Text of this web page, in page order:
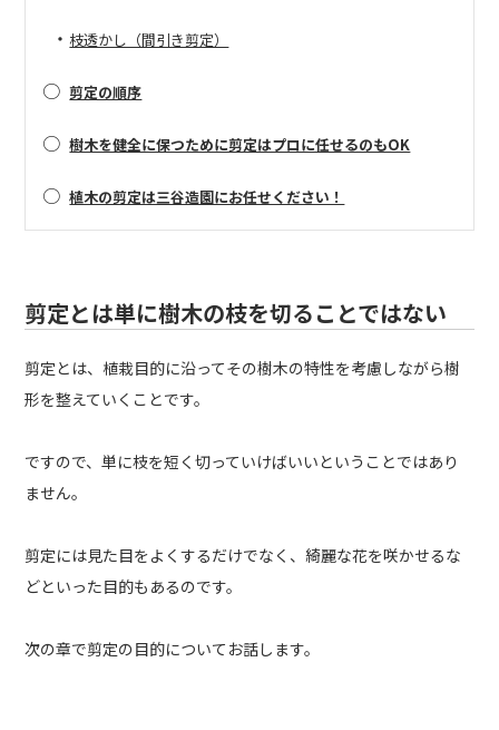
・枝透かし（間引き剪定）
○剪定の順序
○樹木を健全に保つために剪定はプロに任せるのもOK
○植木の剪定は三谷造園にお任せください！
剪定とは単に樹木の枝を切ることではない
剪定とは、植栽目的に沿ってその樹木の特性を考慮しながら樹
形を整えていくことです。
ですので、単に枝を短く切っていけばいいということではあり
ません。
剪定には見た目をよくするだけでなく、綺麗な花を咲かせるな
どといった目的もあるのです。
次の章で剪定の目的についてお話します。